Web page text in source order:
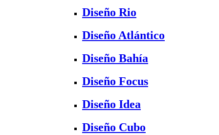
Diseño Rio
Diseño Atlántico
Diseño Bahía
Diseño Focus
Diseño Idea
Diseño Cubo